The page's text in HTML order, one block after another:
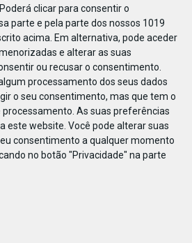
clicar para consentir o
parte e pela parte dos nossos 1019
acima. Em alternativa, pode aceder
e alterar as suas
ou recusar o consentimento.
processamento dos seus dados
o seu consentimento, mas que tem o
processamento. As suas preferências
este website. Você pode alterar suas
consentimento a qualquer momento
no botão "Privacidade" na parte